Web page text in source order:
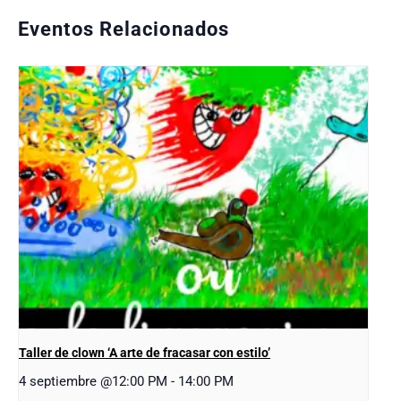
Eventos Relacionados
Taller de clown ‘A arte de fracasar con estilo’
4 septiembre @12:00 PM - 14:00 PM